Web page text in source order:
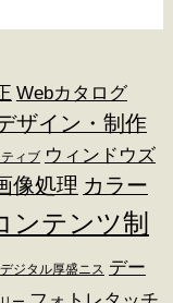
Webカタログ
ザイン・制作
ィブ ウィンドウズ
像処理 カラー
ンテンツ制
デジタル厚盛ニス デー